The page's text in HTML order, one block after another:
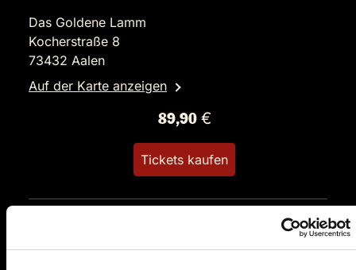
Das Goldene Lamm
Kocherstraße 8
73432 Aalen
Auf der Karte anzeigen
89,90 €
Tickets kaufen